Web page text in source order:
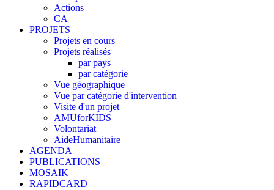
Actions
CA
PROJETS
Projets en cours
Projets réalisés
par pays
par catégorie
Vue géographique
Vue par catégorie d'intervention
Visite d'un projet
AMUforKIDS
Volontariat
AideHumanitaire
AGENDA
PUBLICATIONS
MOSAIK
RAPIDCARD